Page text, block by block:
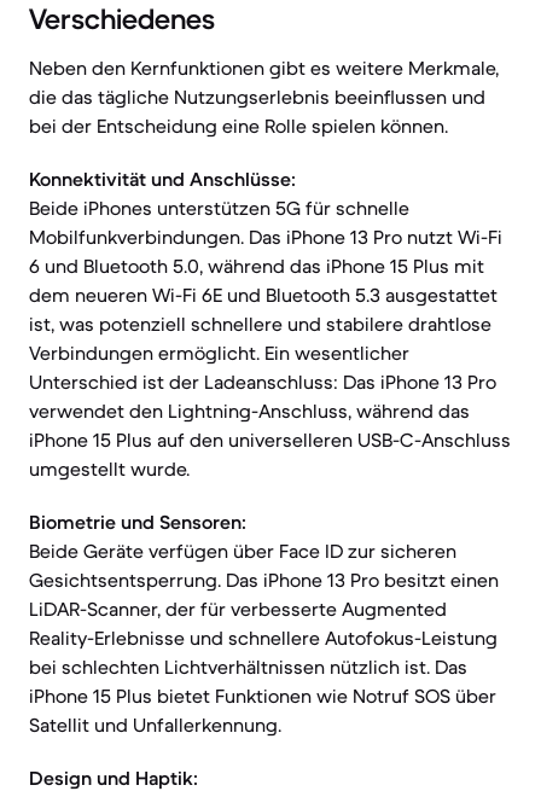
Verschiedenes
Neben den Kernfunktionen gibt es weitere Merkmale,
die das tägliche Nutzungserlebnis beeinflussen und
bei der Entscheidung eine Rolle spielen können.
Konnektivität und Anschlüsse:
Beide iPhones unterstützen 5G für schnelle
Mobilfunkverbindungen. Das iPhone 13 Pro nutzt Wi-Fi
6 und Bluetooth 5.0, während das iPhone 15 Plus mit
dem neueren Wi-Fi 6E und Bluetooth 5.3 ausgestattet
ist, was potenziell schnellere und stabilere drahtlose
Verbindungen ermöglicht. Ein wesentlicher
Unterschied ist der Ladeanschluss: Das iPhone 13 Pro
verwendet den Lightning-Anschluss, während das
iPhone 15 Plus auf den universelleren USB-C-Anschluss
umgestellt wurde.
Biometrie und Sensoren:
Beide Geräte verfügen über Face ID zur sicheren
Gesichtsentsperrung. Das iPhone 13 Pro besitzt einen
LiDAR-Scanner, der für verbesserte Augmented
Reality-Erlebnisse und schnellere Autofokus-Leistung
bei schlechten Lichtverhältnissen nützlich ist. Das
iPhone 15 Plus bietet Funktionen wie Notruf SOS über
Satellit und Unfallerkennung.
Design und Haptik: